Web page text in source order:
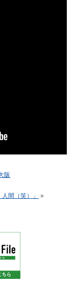
阪
間（笑）」 »